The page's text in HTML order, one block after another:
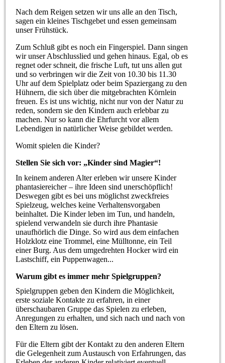
Nach dem Reigen setzen wir uns alle an den Tisch,
sagen ein kleines Tischgebet und essen gemeinsam
unser Frühstück.
Zum Schluß gibt es noch ein Fingerspiel. Dann singen
wir unser Abschlusslied und gehen hinaus. Egal, ob es
regnet oder schneit, die frische Luft, tut uns allen gut
und so verbringen wir die Zeit von 10.30 bis 11.30
Uhr auf dem Spielplatz oder beim Spaziergang zu den
Hühnern, die sich über die mitgebrachten Körnlein
freuen. Es ist uns wichtig, nicht nur von der Natur zu
reden, sondern sie den Kindern auch erlebbar zu
machen. Nur so kann die Ehrfurcht vor allem
Lebendigen in natürlicher Weise gebildet werden.
Womit spielen die Kinder?
Stellen Sie sich vor: „Kinder sind Magier“!
In keinem anderen Alter erleben wir unsere Kinder
phantasiereicher – ihre Ideen sind unerschöpflich!
Deswegen gibt es bei uns möglichst zweckfreies
Spielzeug, welches keine Verhaltensvorgaben
beinhaltet. Die Kinder leben im Tun, und handeln,
spielend verwandeln sie durch ihre Phantasie
unaufhörlich die Dinge. So wird aus dem einfachen
Holzklotz eine Trommel, eine Mülltonne, ein Teil
einer Burg. Aus dem umgedrehten Hocker wird ein
Lastschiff, ein Puppenwagen...
Warum gibt es immer mehr Spielgruppen?
Spielgruppen geben den Kindern die Möglichkeit,
erste soziale Kontakte zu erfahren, in einer
überschaubaren Gruppe das Spielen zu erleben,
Anregungen zu erhalten, und sich nach und nach von
den Eltern zu lösen.
Für die Eltern gibt der Kontakt zu den anderen Eltern
die Gelegenheit zum Austausch von Erfahrungen, das